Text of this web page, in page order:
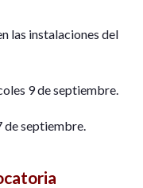
las instalaciones del
9 de septiembre.
septiembre.